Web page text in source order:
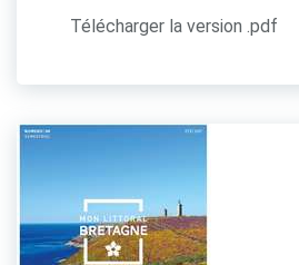
Télécharger la version .pdf